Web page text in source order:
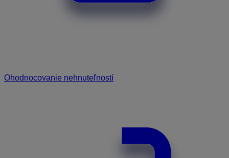
Ohodnocovanie nehnuteľností